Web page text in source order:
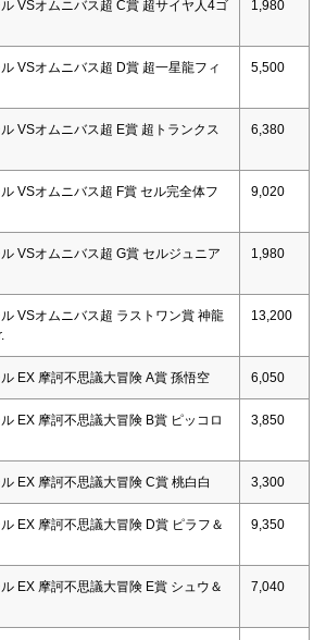
VSオムニバス超 C賞 超サイヤ人4ゴ
1,980
VSオムニバス超 D賞 超一星龍フィ
5,500
VSオムニバス超 E賞 超トランクス
6,380
VSオムニバス超 F賞 セル完全体フ
9,020
VSオムニバス超 G賞 セルジュニア
1,980
VSオムニバス超 ラストワン賞 神龍
13,200
EX 摩訶不思議大冒険 A賞 孫悟空 6,050
EX 摩訶不思議大冒険 B賞 ピッコロ
3,850
EX 摩訶不思議大冒険 C賞 桃白白 3,300
EX 摩訶不思議大冒険 D賞 ピラフ＆
9,350
EX 摩訶不思議大冒険 E賞 シュウ＆
7,040